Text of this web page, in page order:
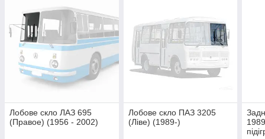
Лобове скло ЛАЗ 695
(Правое) (1956 - 2002)
Лобове скло ПАЗ 3205
(Ліве) (1989-)